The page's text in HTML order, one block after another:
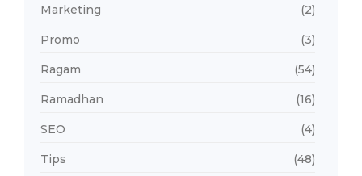
Marketing (2)
Promo (3)
Ragam (54)
Ramadhan (16)
SEO (4)
Tips (48)